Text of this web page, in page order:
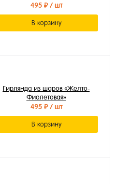
495 ₽/ шт
В корзину
Гирлянда из шаров «Желто-
Фиолетовая»
495 ₽/ шт
В корзину